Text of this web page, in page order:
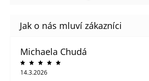
Michaela Chudá
14.3.2026